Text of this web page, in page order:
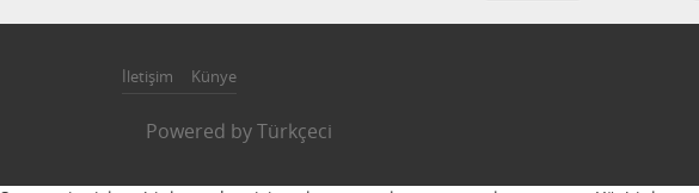
İletişim Künye
Powered byTürkçeci